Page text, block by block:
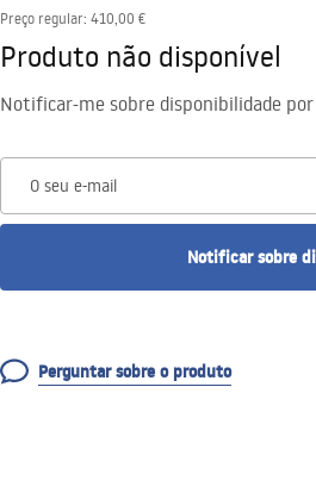
Preço regular: 410,00 €
Produto não disponível
Notificar-me sobre disponibilidade
O seu e-mail
Notificar sobre
Perguntar sobre o produto